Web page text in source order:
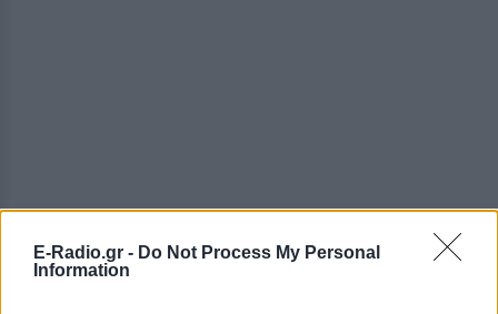
E-Radio.gr - Do Not Process My Personal
Information